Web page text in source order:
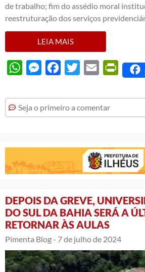
de trabalho; fim do assédio moral
reestruturação dos serviços
LEIA MAIS
WhatsAppMessengerFacebook
Twitter Email
Seja o primeiro a comentar
DEPOIS DA GREVE,
DO SUL DA BAHIA SERÁ A
RETORNAR ÀS AULAS
Pimenta Blog - 7 de julho de 2024